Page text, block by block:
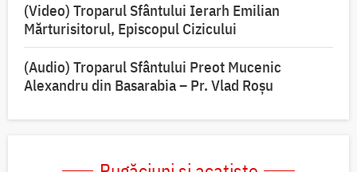
(Video) Troparul Sfântului Ierarh Emilian
Mărturisitorul, Episcopul Cizicului
(Audio) Troparul Sfântului Preot Mucenic
Alexandru din Basarabia – Pr. Vlad Roșu